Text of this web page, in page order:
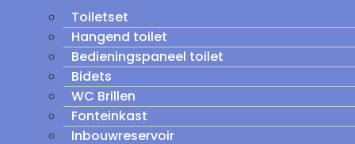
Toiletset
Hangend toilet
Bedieningspaneel toilet
Bidets
WC Brillen
Fonteinkast
Inbouwreservoir